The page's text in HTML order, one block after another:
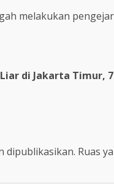
melakukan
di Jakarta Timur, 7
dipublikasikan. Ruas